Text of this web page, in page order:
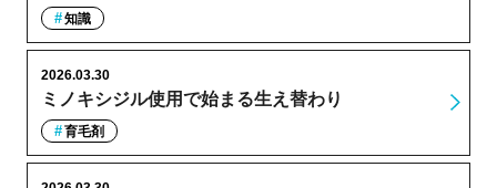
知識
ミノキシジル使用で始まる生え替わり
2026.03.30
育毛剤